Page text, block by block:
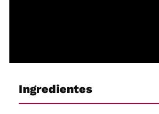
Ingredientes